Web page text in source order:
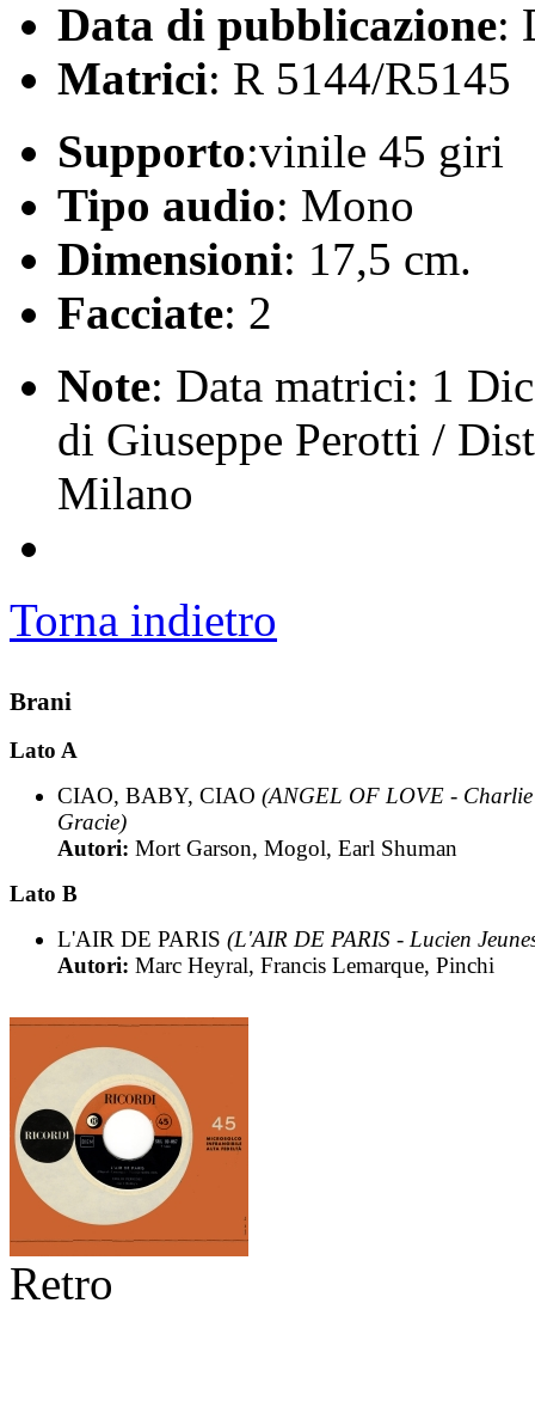
Data di pubblicazione:
Matrici: R 5144/R5145
Supporto:vinile 45 giri
Tipo audio: Mono
Dimensioni: 17,5 cm.
Facciate: 2
Note: Data matrici: 1
di Giuseppe Perotti /
Milano
Torna indietro
Brani
Lato A
CIAO, BABY, CIAO (ANGEL OF LOVE - Charlie
Gracie)
Autori: Mort Garson, Mogol, Earl Shuman
Lato B
L'AIR DE PARIS (L'AIR DE PARIS - Lucien
Autori: Marc Heyral, Francis Lemarque, Pinchi
Retro